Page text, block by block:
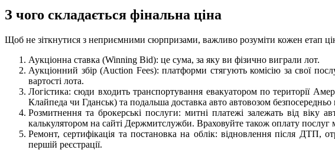
З чого складається фінальна ціна
Щоб не зіткнутися з неприємними сюрпризами, важливо розуміти кожен етап
Аукціонна ставка (Winning Bid): це сума, за яку ви фізично виграли лот.
Аукціонний збір (Auction Fees): платформи стягують комісію за свої
вартості лота.
Логістика: сюди входить транспортування евакуатором по території
Клайпеда чи Гданськ) та подальша доставка авто автовозом безпосередньо
Розмитнення та брокерські послуги: митні платежі залежать від віку
калькулятором на сайті Держмитслужби. Враховуйте також оплату послуг
Ремонт, сертифікація та постановка на облік: відновлення після ДТП,
першій реєстрації.